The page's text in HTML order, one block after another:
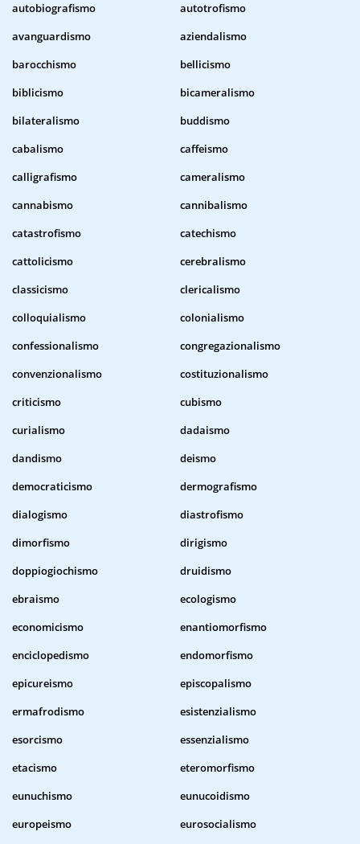
autobiografismo
autotrofismo
avanguardismo
aziendalismo
barocchismo
bellicismo
biblicismo
bicameralismo
bilateralismo
buddismo
cabalismo
caffeismo
calligrafismo
cameralismo
cannabismo
cannibalismo
catastrofismo
catechismo
cattolicismo
cerebralismo
classicismo
clericalismo
colloquialismo
colonialismo
confessionalismo
congregazionalismo
convenzionalismo
costituzionalismo
criticismo
cubismo
curialismo
dadaismo
dandismo
deismo
democraticismo
dermografismo
dialogismo
diastrofismo
dimorfismo
dirigismo
doppiogiochismo
druidismo
ebraismo
ecologismo
economicismo
enantiomorfismo
enciclopedismo
endomorfismo
epicureismo
episcopalismo
ermafrodismo
esistenzialismo
esorcismo
essenzialismo
etacismo
eteromorfismo
eunuchismo
eunucoidismo
europeismo
eurosocialismo